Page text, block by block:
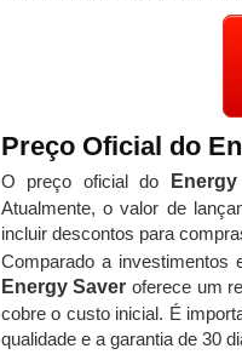
Preço Oficial do
O preço oficial do
Atualmente, o valor de
incluir descontos para
Comparado a investimentos
Energy Saver oferece um
cobre o custo inicial. É
qualidade e a garantia de 30